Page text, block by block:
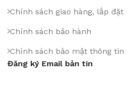
Chính sách giao hàng, lắp đặt
Chính sách bảo hành
Chính sách bảo mật thông tin
Đăng ký Email bản tin